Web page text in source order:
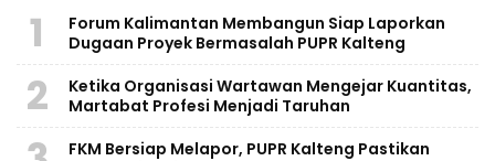
1
Forum Kalimantan Membangun Siap Laporkan
Dugaan Proyek Bermasalah PUPR Kalteng
2
Ketika Organisasi Wartawan Mengejar Kuantitas,
Martabat Profesi Menjadi Taruhan
FKM Bersiap Melapor, PUPR Kalteng Pastikan